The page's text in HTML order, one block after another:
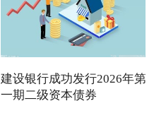
建设银行成功发行2026年第
一期二级资本债券